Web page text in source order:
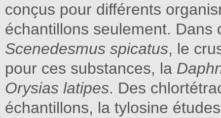
conçus pour différents
échantillons seulement. Dans
Scenedesmus spicatus, le
pour ces substances, la
Orysias latipes. Des
échantillons, la tylosine